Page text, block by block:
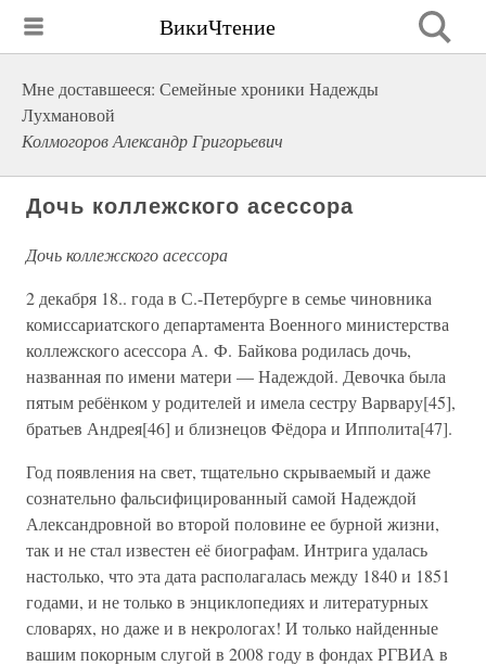
ВикиЧтение
Мне доставшееся: Семейные хроники Надежды
Лухмановой
Колмогоров Александр Григорьевич
Дочь коллежского асессора
Дочь коллежского асессора
2 декабря 18.. года в С.-Петербурге в семье чиновника
комиссариатского департамента Военного министерства
коллежского асессора А. Ф. Байкова родилась дочь,
названная по имени матери — Надеждой. Девочка была
пятым ребёнком у родителей и имела сестру Варвару[45],
братьев Андрея[46] и близнецов Фёдора и Ипполита[47].
Год появления на свет, тщательно скрываемый и даже
сознательно фальсифицированный самой Надеждой
Александровной во второй половине ее бурной жизни,
так и не стал известен её биографам. Интрига удалась
настолько, что эта дата располагалась между 1840 и 1851
годами, и не только в энциклопедиях и литературных
словарях, но даже и в некрологах! И только найденные
вашим покорным слугой в 2008 году в фондах РГВИА в